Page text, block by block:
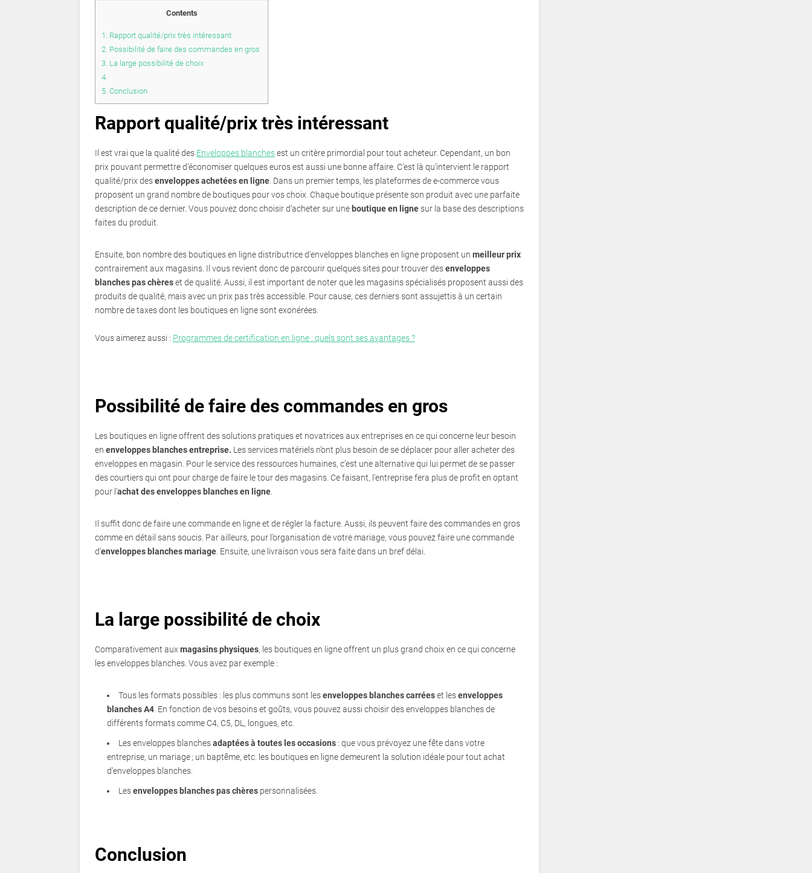
Contents
1. Rapport qualité/prix très intéressant
2. Possibilité de faire des commandes en gros
3. La large possibilité de choix
4.
5. Conclusion
Rapport qualité/prix très intéressant
Il est vrai que la qualité des Enveloppes blanchesest un critère primordial pour tout acheteur. Cependant, un bon
prix pouvant permettre d’économiser quelques euros est aussi une bonne affaire. C’est là qu’intervient le rapport
qualité/prix desenveloppes achetées en ligne . Dans un premier temps, les plateformes de e-commerce vous
proposent un grand nombre de boutiques pour vos choix. Chaque boutique présente son produit avec une parfaite
description de ce dernier. Vous pouvez donc choisir d’acheter sur uneboutique en ligne sur la base des descriptions
faites du produit.
Ensuite, bon nombre des boutiques en ligne distributrice d’enveloppes blanches en ligne proposent un meilleur prix
contrairement aux magasins. Il vous revient donc de parcourir quelques sites pour trouver desenveloppes
blanches pas chèreset de qualité. Aussi, il est important de noter que les magasins spécialisés proposent aussi des
produits de qualité, mais avec un prix pas très accessible. Pour cause, ces derniers sont assujettis à un certain
nombre de taxes dont les boutiques en ligne sont exonérées.
Vous aimerez aussi : Programmes de certification en ligne : quels sont ses avantages ?
Possibilité de faire des commandes en gros
Les boutiques en ligne offrent des solutions pratiques et novatrices aux entreprises en ce qui concerne leur besoin
en enveloppes blanches entreprise. Les services matériels n’ont plus besoin de se déplacer pour aller acheter des
enveloppes en magasin. Pour le service des ressources humaines, c’est une alternative qui lui permet de se passer
des courtiers qui ont pour charge de faire le tour des magasins. Ce faisant, l’entreprise fera plus de profit en optant
pour l’achat des enveloppes blanches en ligne
Il suffit donc de faire une commande en ligne et de régler la facture. Aussi, ils peuvent faire des commandes en gros
comme en détail sans soucis. Par ailleurs, pour l’organisation de votre mariage, vous pouvez faire une commande
d’enveloppes blanches mariage . Ensuite, une livraison vous sera faite dans un bref délai.
La large possibilité de choix
Comparativement aux magasins physiques, les boutiques en ligne offrent un plus grand choix en ce qui concerne
les enveloppes blanches. Vous avez par exemple :
Tous les formats possibles : les plus communs sont lesenveloppes blanches carréeset lesenveloppes
blanches A4 . En fonction de vos besoins et goûts, vous pouvez aussi choisir des enveloppes blanches de
différents formats comme C4, C5, DL, longues, etc.
Les enveloppes blanchesadaptées à toutes les occasions : que vous prévoyez une fête dans votre
entreprise, un mariage ; un baptême, etc. les boutiques en ligne demeurent la solution idéale pour tout achat
d’enveloppes blanches.
Lesenveloppes blanches pas chères personnalisées.
Conclusion